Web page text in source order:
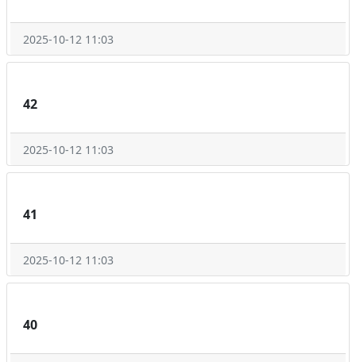
2025-10-12 11:03
42
2025-10-12 11:03
41
2025-10-12 11:03
40